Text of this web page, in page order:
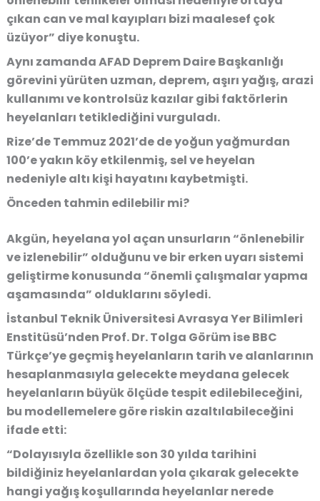
çıkan can ve mal kayıpları bizi maalesef çok
üzüyor” diye konuştu.
Aynı zamanda AFAD Deprem Daire Başkanlığı
görevini yürüten uzman, deprem, aşırı yağış, arazi
kullanımı ve kontrolsüz kazılar gibi faktörlerin
heyelanları tetiklediğini vurguladı.
Rize’de Temmuz 2021’de de yoğun yağmurdan
100’e yakın köy etkilenmiş, sel ve heyelan
nedeniyle altı kişi hayatını kaybetmişti.
Önceden tahmin edilebilir mi?
Akgün, heyelana yol açan unsurların “önlenebilir
ve izlenebilir” olduğunu ve bir erken uyarı sistemi
geliştirme konusunda “önemli çalışmalar yapma
aşamasında” olduklarını söyledi.
İstanbul Teknik Üniversitesi Avrasya Yer Bilimleri
Enstitüsü’nden Prof. Dr. Tolga Görüm ise BBC
Türkçe’ye geçmiş heyelanların tarih ve alanlarının
hesaplanmasıyla gelecekte meydana gelecek
heyelanların büyük ölçüde tespit edilebileceğini,
bu modellemelere göre riskin azaltılabileceğini
ifade etti:
“Dolayısıyla özellikle son 30 yılda tarihini
bildiğiniz heyelanlardan yola çıkarak gelecekte
hangi yağış koşullarında heyelanlar nerede